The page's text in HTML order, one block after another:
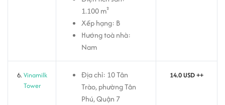
1.100 m²
Xếp hạng: B
Hướng toà nhà:
Nam
6. Vinamilk
Tower
Địa chỉ: 10 Tân
Trào, phường Tân
Phú, Quận 7
14.0 USD ++